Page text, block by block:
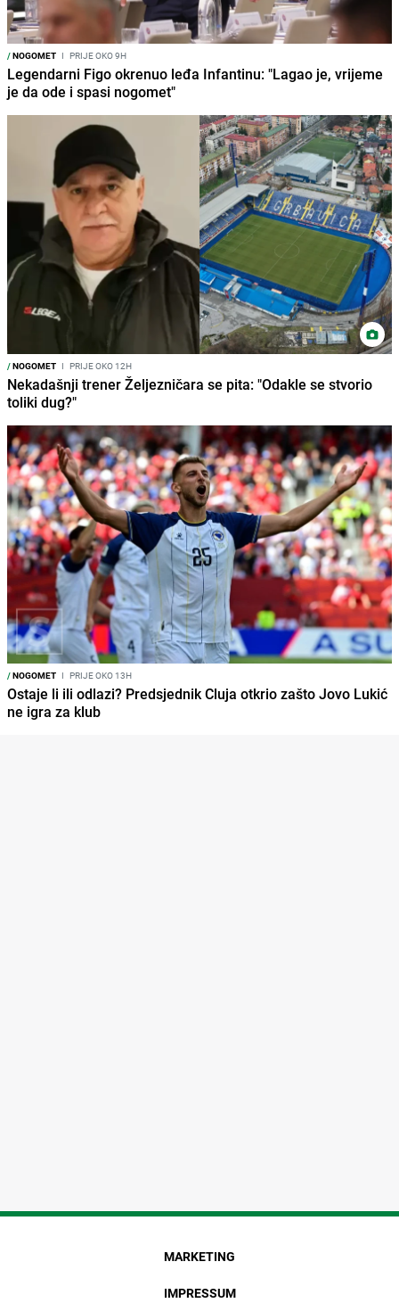
/NOGOMET I PRIJE OKO 9H
Legendarni Figo okrenuo leđa Infantinu: "Lagao je, vrijeme
je da ode i spasi nogomet"
/NOGOMET I PRIJE OKO 12H
Nekadašnji trener Željezničara se pita: "Odakle se stvorio
toliki dug?"
/NOGOMET I PRIJE OKO 13H
Ostaje li ili odlazi? Predsjednik Cluja otkrio zašto Jovo Lukić
ne igra za klub
MARKETING
IMPRESSUM